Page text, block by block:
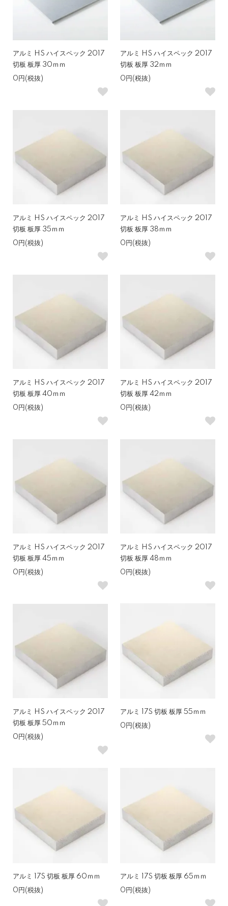
アルミ HS ハイスペック 2017
切板 板厚 30ｍｍ
0円(税抜)
アルミ HS ハイスペック 2017
切板 板厚 32ｍｍ
0円(税抜)
アルミ HS ハイスペック 2017
切板 板厚 35ｍｍ
0円(税抜)
アルミ HS ハイスペック 2017
切板 板厚 38ｍｍ
0円(税抜)
アルミ HS ハイスペック 2017
切板 板厚 40ｍｍ
0円(税抜)
アルミ HS ハイスペック 2017
切板 板厚 42ｍｍ
0円(税抜)
アルミ HS ハイスペック 2017
切板 板厚 45ｍｍ
0円(税抜)
アルミ HS ハイスペック 2017
切板 板厚 48ｍｍ
0円(税抜)
アルミ HS ハイスペック 2017
切板 板厚 50ｍｍ
0円(税抜)
アルミ 17S 切板 板厚 55ｍｍ
0円(税抜)
アルミ 17S 切板 板厚 60ｍｍ
0円(税抜)
アルミ 17S 切板 板厚 65ｍｍ
0円(税抜)